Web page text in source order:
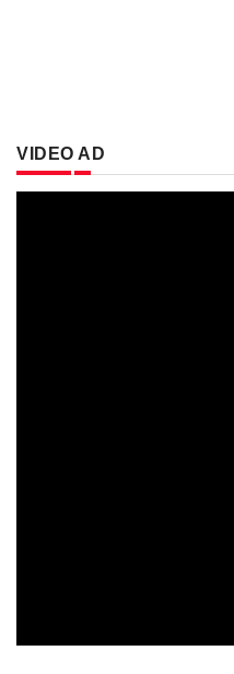
VIDEO AD